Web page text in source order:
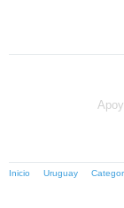
Inicio Uruguay